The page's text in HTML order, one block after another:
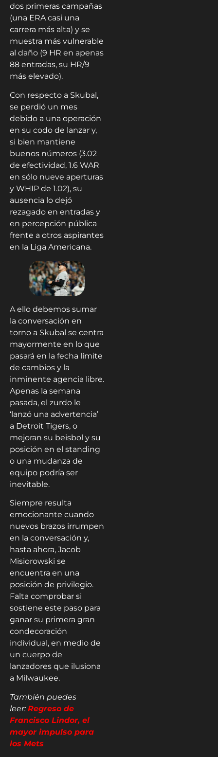
dos primeras campañas
(una ERA casi una
carrera más alta) y se
muestra más vulnerable
al daño (9 HR en apenas
88 entradas, su HR/9
más elevado).
Con respecto a Skubal,
se perdió un mes
debido a una operación
en su codo de lanzar y,
si bien mantiene
buenos números (3.02
de efectividad, 1.6 WAR
en sólo nueve aperturas
y WHIP de 1.02), su
ausencia lo dejó
rezagado en entradas y
en percepción pública
frente a otros aspirantes
en la Liga Americana.
A ello debemos sumar
la conversación en
torno a Skubal se centra
mayormente en lo que
pasará en la fecha límite
de cambios y la
inminente agencia libre.
Apenas la semana
pasada, el zurdo le
‘lanzó una advertencia’
a Detroit Tigers, o
mejoran su beisbol y su
posición en el standing
o una mudanza de
equipo podría ser
inevitable.
Siempre resulta
emocionante cuando
nuevos brazos irrumpen
en la conversación y,
hasta ahora, Jacob
Misiorowski se
encuentra en una
posición de privilegio.
Falta comprobar si
sostiene este paso para
ganar su primera gran
condecoración
individual, en medio de
un cuerpo de
lanzadores que ilusiona
a Milwaukee.
También puedes
leer:Regreso de
Francisco Lindor, el
mayor impulso para
los Mets